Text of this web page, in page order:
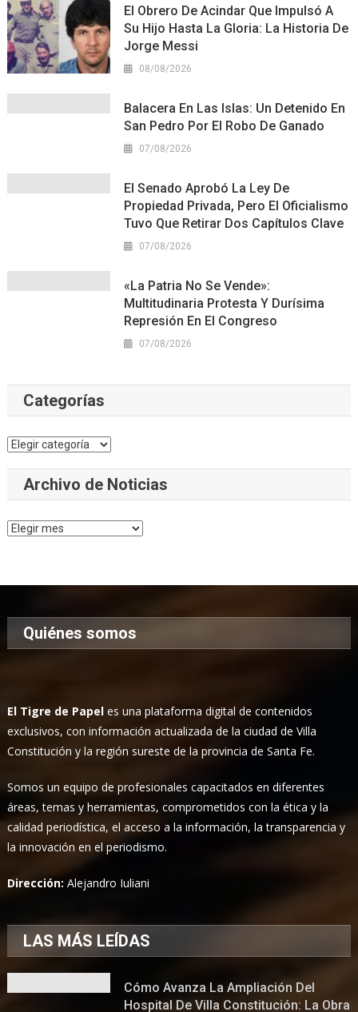
El Obrero De Acindar Que Impulsó A
Su Hijo Hasta La Gloria: La Historia De
Jorge Messi
08/08/2026
Balacera En Las Islas: Un Detenido En
San Pedro Por El Robo De Ganado
07/08/2026
El Senado Aprobó La Ley De
Propiedad Privada, Pero El Oficialismo
Tuvo Que Retirar Dos Capítulos Clave
07/08/2026
«La Patria No Se Vende»:
Multitudinaria Protesta Y Durísima
Represión En El Congreso
07/08/2026
Categorías
Categorías
Archivo de Noticias
Archivo
Quiénes somos
El Tigre de Papel es una plataforma digital de contenidos
exclusivos, con información actualizada de la ciudad de Villa
Constitución y la región sureste de la provincia de Santa Fe.
Somos un equipo de profesionales capacitados en diferentes
áreas, temas y herramientas, comprometidos con la ética y la
calidad periodística, el acceso a la información, la transparencia y
la innovación en el periodismo.
Dirección:Alejandro Iuliani
LAS MÁS LEÍDAS
Cómo Avanza La Ampliación Del
Hospital De Villa Constitución: La Obra